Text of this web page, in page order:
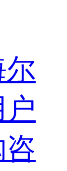
尔